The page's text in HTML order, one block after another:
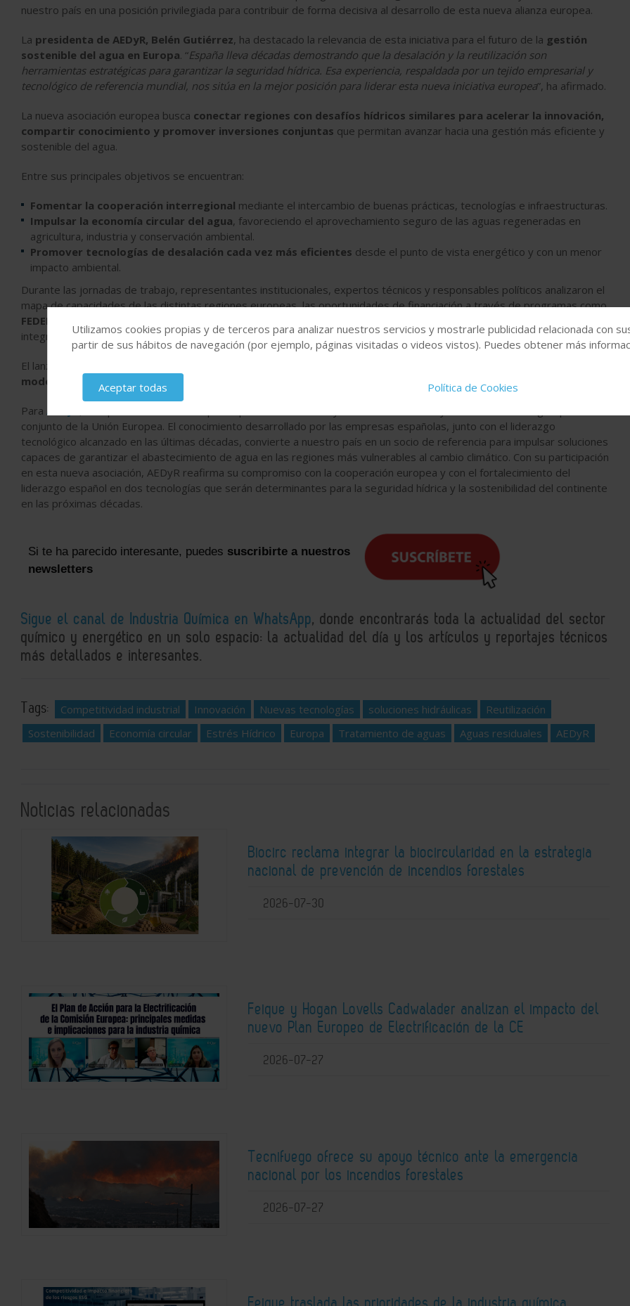
nuestro país en una posición privilegiada para contribuir de forma decisiva al desarrollo de esta nueva alianza europea.
La presidenta de AEDyR, Belén Gutiérrez, ha destacado la relevancia de esta iniciativa para el futuro de la gestión
sostenible del agua en Europa. “España lleva décadas demostrando que la desalación y la reutilización son
herramientas estratégicas para garantizar la seguridad hídrica. Esa experiencia, respaldada por un tejido empresarial y
tecnológico de referencia mundial, nos sitúa en la mejor posición para liderar esta nueva iniciativa europea”, ha afirmado.
La nueva asociación europea busca conectar regiones con desafíos hídricos similares para acelerar la innovación,
compartir conocimiento y promover inversiones conjuntas que permitan avanzar hacia una gestión más eficiente y
sostenible del agua.
Entre sus principales objetivos se encuentran:
Fomentar la cooperación interregional mediante el intercambio de buenas prácticas, tecnologías e infraestructuras.
Impulsar la economía circular del agua, favoreciendo el aprovechamiento seguro de las aguas regeneradas en
agricultura, industria y conservación ambiental.
Promover tecnologías de desalación cada vez más eficientes desde el punto de vista energético y con un menor
impacto ambiental.
Durante las jornadas de trabajo, representantes institucionales, expertos técnicos y responsables políticos analizaron el
mapa de capacidades de las distintas regiones europeas, las oportunidades de financiación a través de programas como
FEDER
integración de energías renovables en los procesos de desalación y reutilización.
El lanzamiento de esta alianza representa un paso decisivo para reforzar la
modelo de gestión del agua más innovador, sostenible y competitivo
Para AEDyR
conjunto de la Unión Europea. El conocimiento desarrollado por las empresas españolas, junto con el liderazgo
tecnológico alcanzado en las últimas décadas, convierte a nuestro país en un socio de referencia para impulsar soluciones
capaces de garantizar el abastecimiento de agua en las regiones más vulnerables al cambio climático. Con su participación
en esta nueva asociación, AEDyR reafirma su compromiso con la cooperación europea y con el fortalecimiento del
liderazgo español en dos tecnologías que serán determinantes para la seguridad hídrica y la sostenibilidad del continente
en las próximas décadas.
Si te ha parecido interesante, puedes suscribirte a nuestros
newsletters
Sigue el canal de Industria Química en WhatsApp, donde encontrarás toda la actualidad del sector
químico y energético en un solo espacio: la actualidad del día y los artículos y reportajes técnicos
más detallados e interesantes.
Tags: Competitividad industrial Innovación Nuevas tecnologías soluciones hidráulicas
Reutilización
Sostenibilidad
Economía circular Estrés Hídrico Europa Tratamiento de aguas Aguas residuales AEDyR
Noticias relacionadas
Biocirc reclama integrar la biocircularidad en la estrategia
nacional de prevención de incendios forestales
2026-07-30
Feique y Hogan Lovells Cadwalader analizan el impacto del
nuevo Plan Europeo de Electrificación de la CE
2026-07-27
Tecnifuego ofrece su apoyo técnico ante la emergencia
nacional por los incendios forestales
2026-07-27
Utilizamos cookies propias y de terceros para analizar nuestros servicios y mostrarle publicidad relacionada con
partir de sus hábitos de navegación (por ejemplo, páginas visitadas o videos vistos). Puedes obtener más
Aceptar todas Política de Cookies